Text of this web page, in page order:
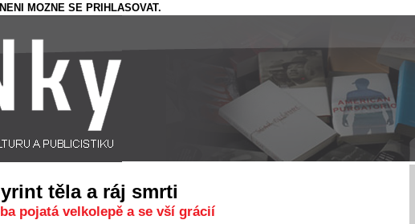
MOZNE SE PRIHLASOVAT.
těla a ráj smrti
pojatá velkolepě a se vší grácií